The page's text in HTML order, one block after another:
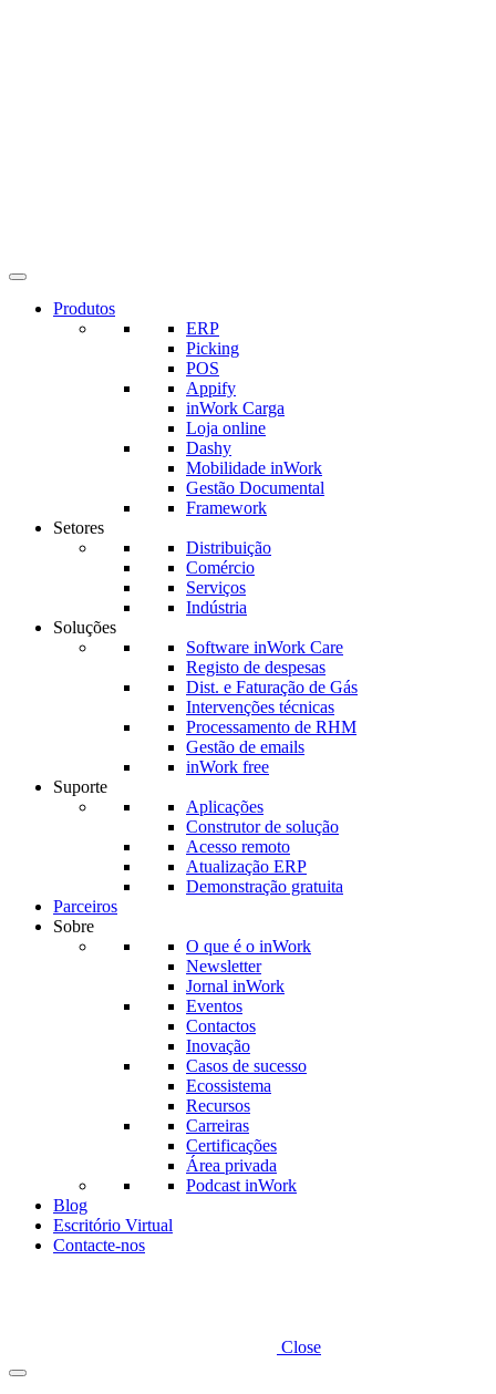
Produtos
ERP
Picking
POS
Appify
inWork Carga
Loja online
Dashy
Mobilidade inWork
Gestão Documental
Framework
Setores
Distribuição
Comércio
Serviços
Indústria
Soluções
Software inWork Care
Registo de despesas
Dist. e Faturação de Gás
Intervenções técnicas
Processamento de RHM
Gestão de emails
inWork free
Suporte
Aplicações
Construtor de solução
Acesso remoto
Atualização ERP
Demonstração gratuita
Parceiros
Sobre
O que é o inWork
Newsletter
Jornal inWork
Eventos
Contactos
Inovação
Casos de sucesso
Ecossistema
Recursos
Carreiras
Certificações
Área privada
Podcast inWork
Blog
Escritório Virtual
Contacte-nos
Close